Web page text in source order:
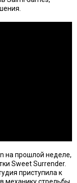
на прошлой неделе,
Sweet Surrender.
приступила к
механику стрельбы